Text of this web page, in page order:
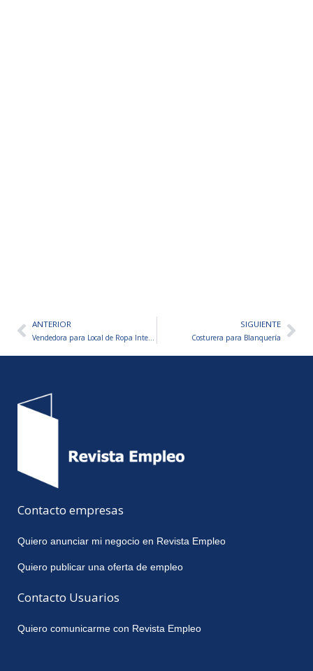
AntANTERIOR
Vendedora para Local de Ropa Interior Femenina
SIGUIENTE
Costurera para Blanquería
Contacto empresas
Quiero anunciar mi negocio en Revista Empleo
Quiero publicar una oferta de empleo
Contacto Usuarios
Quiero comunicarme con Revista Empleo